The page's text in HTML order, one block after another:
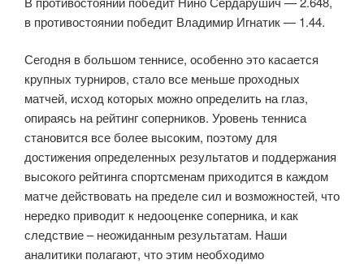
в противостоянии победит Владимир Игнатик — 1.44.
Сегодня в большом теннисе, особенно это касается
крупных турниров, стало все меньше проходных
матчей, исход которых можно определить на глаз,
опираясь на рейтинг соперников. Уровень тенниса
становится все более высоким, поэтому для
достижения определенных результатов и поддержания
высокого рейтинга спортсменам приходится в каждом
матче действовать на пределе сил и возможностей, что
нередко приводит к недооценке соперника, и как
следствие – неожиданным результатам. Наши
аналитики полагают, что этим необходимо